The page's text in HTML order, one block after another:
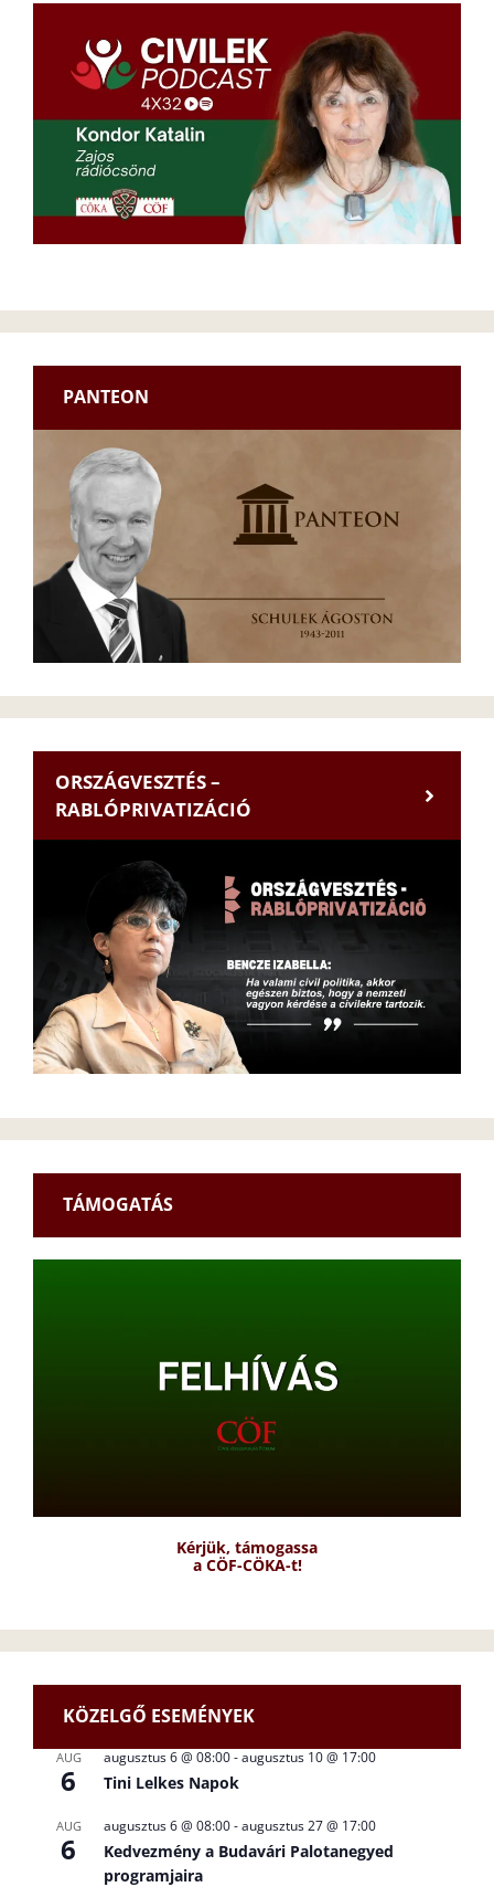
PANTEON
ORSZÁGVESZTÉS –
RABLÓPRIVATIZÁCIÓ
TÁMOGATÁS
Kérjük, támogassa
a CÖF-CÖKA-t!
KÖZELGŐ ESEMÉNYEK
AUG
6
augusztus 6 @ 08:00-augusztus 10 @ 17:00
Tini Lelkes Napok
AUG
6
augusztus 6 @ 08:00-augusztus 27 @ 17:00
Kedvezmény a Budavári Palotanegyed
programjaira